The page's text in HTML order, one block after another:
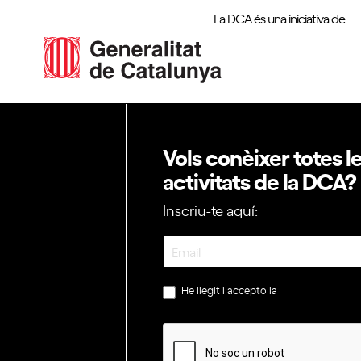
La DCA és una iniciativa de:
Vols conèixer totes
activitats de la DCA?
Inscriu-te aquí:
Newsletter
He llegit i accepto la